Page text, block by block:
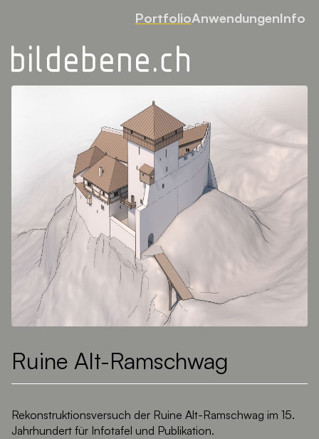
PortfolioAnwendungenInfo
Ruine Alt-Ramschwag
Rekonstruktionsversuch der Ruine Alt-Ramschwag im 15.
Jahrhundert für Infotafel und Publikation.